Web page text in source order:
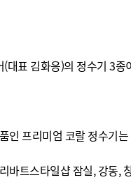
대표 김화응)의 정수기 3
인 프리미엄 코랄 정수기
바트스타일샵 잠실, 강동,